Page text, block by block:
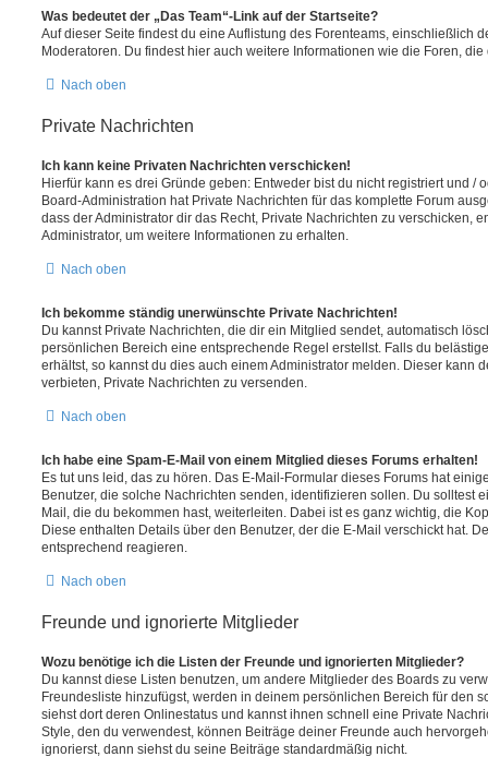
Was bedeutet der „Das Team“-Link auf der Startseite?
Auf dieser Seite findest du eine Auflistung des Forenteams, einschließlich
Moderatoren. Du findest hier auch weitere Informationen wie die Foren,
Nach oben
Private Nachrichten
Ich kann keine Privaten Nachrichten verschicken!
Hierfür kann es drei Gründe geben: Entweder bist du nicht registriert und /
Board-Administration hat Private Nachrichten für das komplette Forum
dass der Administrator dir das Recht, Private Nachrichten zu verschicken,
Administrator, um weitere Informationen zu erhalten.
Nach oben
Ich bekomme ständig unerwünschte Private Nachrichten!
Du kannst Private Nachrichten, die dir ein Mitglied sendet, automatisch
persönlichen Bereich eine entsprechende Regel erstellst. Falls du
erhältst, so kannst du dies auch einem Administrator melden. Dieser kann
verbieten, Private Nachrichten zu versenden.
Nach oben
Ich habe eine Spam-E-Mail von einem Mitglied dieses Forums erhalten!
Es tut uns leid, das zu hören. Das E-Mail-Formular dieses Forums hat
Benutzer, die solche Nachrichten senden, identifizieren sollen. Du solltest
Mail, die du bekommen hast, weiterleiten. Dabei ist es ganz wichtig, die
Diese enthalten Details über den Benutzer, der die E-Mail verschickt hat.
entsprechend reagieren.
Nach oben
Freunde und ignorierte Mitglieder
Wozu benötige ich die Listen der Freunde und ignorierten Mitglieder?
Du kannst diese Listen benutzen, um andere Mitglieder des Boards zu
Freundesliste hinzufügst, werden in deinem persönlichen Bereich für den
siehst dort deren Onlinestatus und kannst ihnen schnell eine Private
Style, den du verwendest, können Beiträge deiner Freunde auch
ignorierst, dann siehst du seine Beiträge standardmäßig nicht.